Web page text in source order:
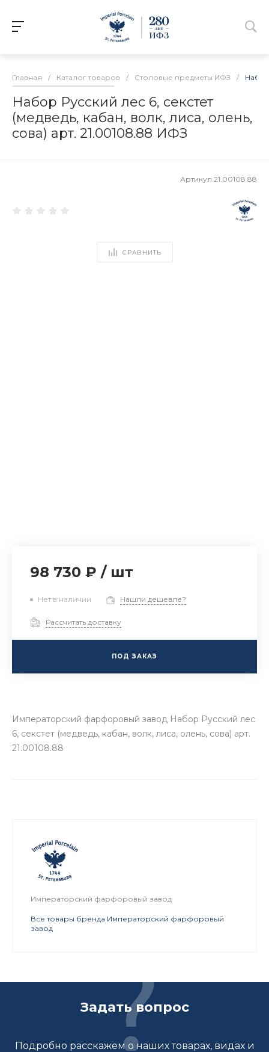
Главная / Каталог товаров / Столовые предметы ИФЗ /
Набор Русский лес 6, секстет
(медведь, кабан, волк, лиса, олень,
сова) арт. 21.00108.88 ИФЗ
Артикул 21.00108.88
СРАВНИТЬ
98 730 ₽ / шт
Нет в наличии Нашли дешевле?
Рассчитать доставку
ПОД ЗАКАЗ
Императорский фарфоровый завод Набор Русский лес
6, секстет (медведь, кабан, волк, лиса, олень, сова) арт.
21.00108.88
Императорский фарфоровый завод
Все товары бренда Императорский фарфоровый
завод
Задать вопрос
Подробно расскажем о наших товарах, видах и